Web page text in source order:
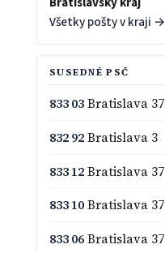
Všetky pošty v kraji →
SUSEDNÉ PSČ
833 03Bratislava 37
832 92Bratislava 3
833 12Bratislava 37
833 10Bratislava 37
833 06Bratislava 37